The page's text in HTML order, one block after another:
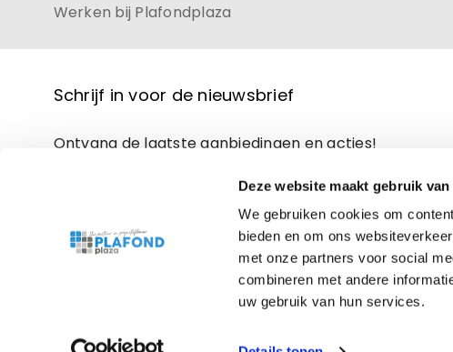
Deze website maakt gebruik
We gebruiken cookies om
bieden en om ons
met onze partners voor social
combineren met andere
uw gebruik van hun services.
Werken bij Plafondplaza
Schrijf in voor de nieuwsbrief
Ontvang de laatste aanbiedingen en acties!
Copyright © 2026 Plafondplaza. Alle rechten voorbehouden